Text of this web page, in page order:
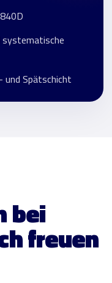
systematische
Spätschicht
bei
freuen